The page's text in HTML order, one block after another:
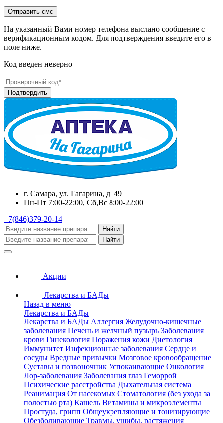
На указанный Вами номер телефона выслано сообщение с
верификационным кодом. Для подтверждения введите его в
поле ниже.
Код введен неверно
г. Самара, ул. Гагарина, д. 49
Пн-Пт 7:00-22:00, Сб,Вс 8:00-22:00
+7(846)379-20-14
Найти
Найти
Акции
Лекарства и БАДы
Назад в меню
Лекарства и БАДы
Лекарства и БАДы Аллергия Желудочно-кишечные
заболевания Печень и желчный пузырь Заболевания
крови Гинекология Поражения кожи Диетология
Иммунитет Инфекционные заболевания Сердце и
сосуды Вредные привычки Мозговое кровообращение
Суставы и позвоночник Успокаивающие Онкология
Лор-заболевания Заболевания глаз Геморрой
Психические расстройства Дыхательная система
Реанимация От насекомых Стоматология (без ухода за
полостью рта) Кашель Витамины и микроэлементы
Простуда, грипп Общеукрепляющие и тонизирующие
Обезболивающие Травмы, ушибы, растяжения